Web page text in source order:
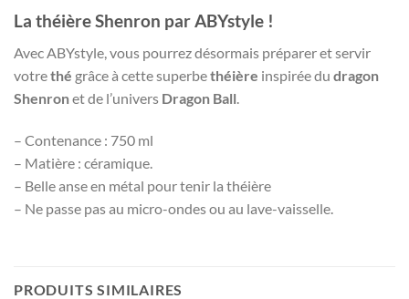
La théière Shenron par ABYstyle !
Avec ABYstyle, vous pourrez désormais préparer et servir
votrethé grâce à cette superbethéière inspirée du dragon
Shenronet de l’univers Dragon Ball.
– Contenance : 750 ml
– Matière : céramique.
– Belle anse en métal pour tenir la théière
– Ne passe pas au micro-ondes ou au lave-vaisselle.
PRODUITS SIMILAIRES